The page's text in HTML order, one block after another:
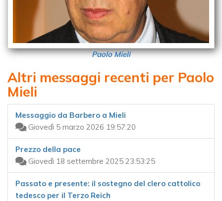
Paolo Mieli
Altri messaggi recenti per Paolo
Mieli
Messaggio da Barbero a Mieli
Giovedì 5 marzo 2026 19:57:20
Prezzo della pace
Giovedì 18 settembre 2025 23:53:25
Passato e presente: il sostegno del clero cattolico
tedesco per il Terzo Reich